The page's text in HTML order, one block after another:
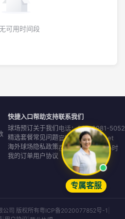
可用时间段
快捷入口
球场预订
精选套餐
海外球场
我的订单
帮助支持
关于我们
常见问题
隐私政策
用户协议
联系我们
电话：020-8981-5052
官网：gibbous.net
在线客服：7×24小时
司 版权所有粤ICP备2020077852号-1
专属客服